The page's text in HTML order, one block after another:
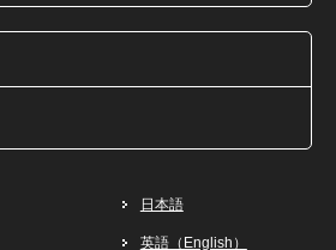
日本語
英語（English）